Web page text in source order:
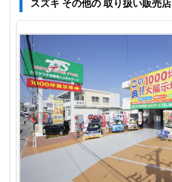
スズキ その他の 取り扱い販売店